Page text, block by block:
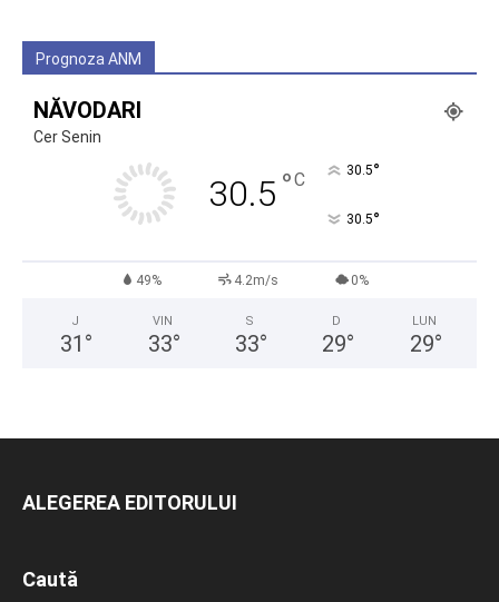
Prognoza ANM
NĂVODARI
Cer Senin
30.5 °C 30.5°
30.5°
49% 4.2m/s 0%
J
31 °
VIN
33°
S
33°
D
29°
LUN
29°
ALEGEREA EDITORULUI
Caută